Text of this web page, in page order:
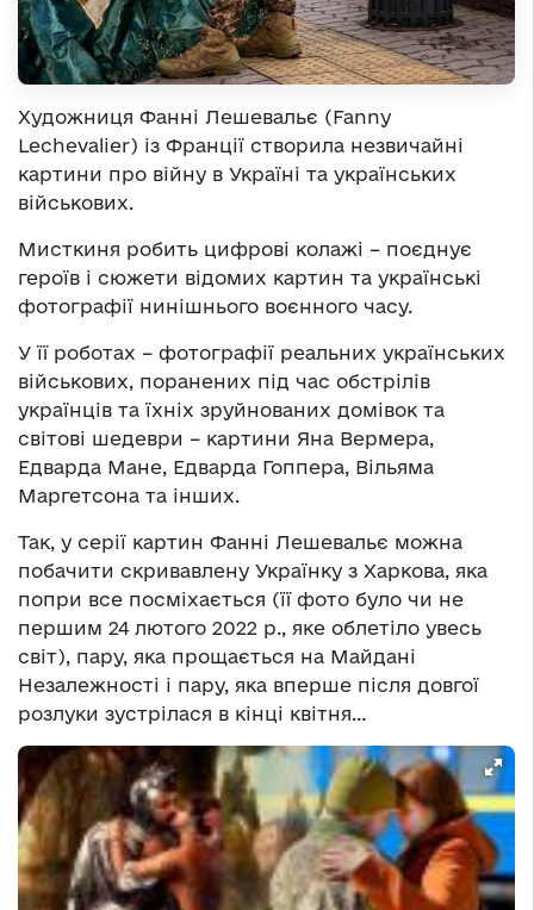
Художниця Фанні Лешевальє (Fanny
Lechevalier) із Франції створила незвичайні
картини про війну в Україні та українських
військових.
Мисткиня робить цифрові колажі – поєднує
героїв і сюжети відомих картин та українські
фотографії нинішнього воєнного часу.
У її роботах – фотографії реальних українських
військових, поранених під час обстрілів
українців та їхніх зруйнованих домівок та
світові шедеври – картини Яна Вермера,
Едварда Мане, Едварда Гоппера, Вільяма
Маргетсона та інших.
Так, у серії картин Фанні Лешевальє можна
побачити скривавлену Українку з Харкова, яка
попри все посміхається (її фото було чи не
першим 24 лютого 2022 р., яке облетіло увесь
світ), пару, яка прощається на Майдані
Незалежності і пару, яка вперше після довгої
розлуки зустрілася в кінці квітня…